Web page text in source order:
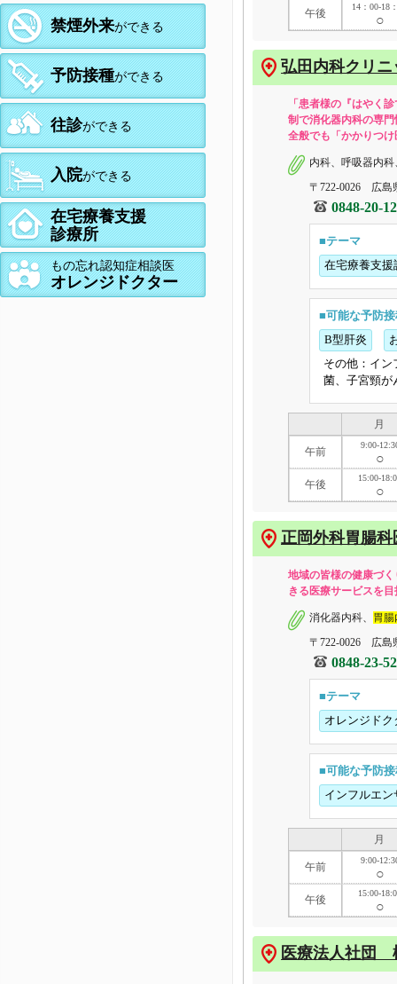
午後
14：00-18
○
弘田内科クリニ
「患者様の『はやく
制で消化器内科の専
全般でも「かかりつ
内科、呼吸器内
〒722-0026 広島
0848-20-
■テーマ
在宅療養支援
■可能な予防
B型肝炎
その他：イン
菌、子宮頸が
月
午前
9:00-
○
午後
15:00-
○
正岡外科胃腸科
地域の皆様の健康づ
きる医療サービスを
消化器内科、 胃腸
〒722-0026 広島
0848-23-
■テーマ
オレンジドク
■可能な予防
インフルエン
月
午前
9:00-
○
午後
15:00-
○
医療法人社団
禁煙外来ができる
予防接種ができる
往診ができる
入院ができる
在宅療養支援
診療所
もの忘れ認知症相談医
オレンジドクター